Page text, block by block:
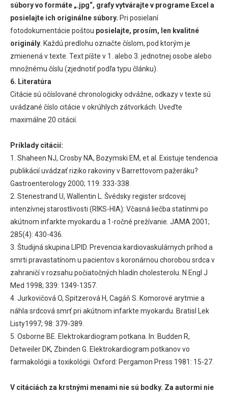
súbory vo formáte „.jpg“, grafy vytvárajte v programe Excel a
posielajte ich originálne súbory. Pri posielaní
fotodokumentácie poštou posielajte, prosím, len kvalitné
originály . Každú predlohu označte číslom, pod ktorým je
zmienená v texte. Text píšte v 1. alebo 3. jednotnej osobe alebo
množnému číslu (zjednotiť podľa typu článku).
6. Literatúra
Citácie sú očíslované chronologicky odvážne, odkazy v texte sú
uvádzané číslo citácie v okrúhlych zátvorkách. Uveďte
maximálne 20 citácií.
Príklady citácií:
1. Shaheen NJ, Crosby NA, Bozymski EM, et al. Existuje tendencia
publikácií uvádzať riziko rakoviny v Barrettovom pažeráku?
Gastroenterology 2000; 119: 333-338.
2. Stenestrand U, Wallentin L. Švédsky register srdcovej
intenzívnej starostlivosti (RIKS-HIA): Včasná liečba statínmi po
akútnom infarkte myokardu a 1-ročné prežívanie. JAMA 2001;
285(4): 430-436.
3. Študijná skupina LIPID. Prevencia kardiovaskulárnych príhod a
smrti pravastatínom u pacientov s koronárnou chorobou srdca v
zahraničí v rozsahu počiatočných hladín cholesterolu. N Engl J
Med 1998; 339: 1349-1357.
4. Jurkovičová O, Spitzerová H, Cagáň S. Komorové arytmie a
náhla srdcová smrť pri akútnom infarkte myokardu. Bratisl Lek
Listy1997; 98: 379-389.
5. Osborne BE. Elektrokardiogram potkana. In: Budden R,
Detweiler DK, Zbinden G. Elektrokardiogram potkanov vo
farmakológii a toxikológii. Oxford: Pergamon Press 1981: 15-27.
V citáciách za krstnými menami nie sú bodky. Za autormi nie